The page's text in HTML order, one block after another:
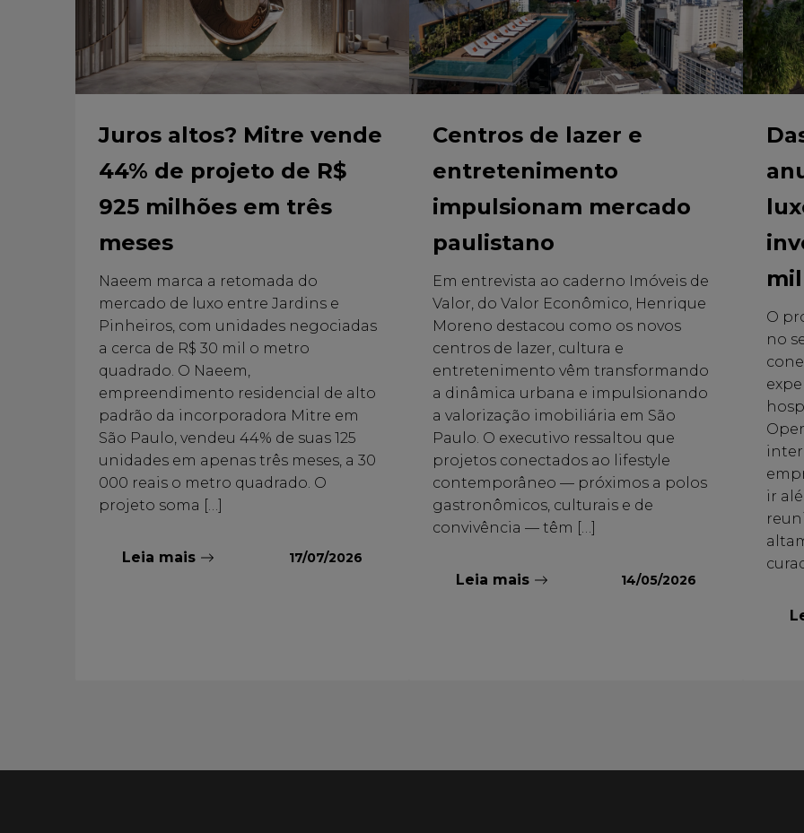
Juros altos? Mitre vende
44% de projeto de R$
925 milhões em três
meses
Naeem marca a retomada do
mercado de luxo entre Jardins e
Pinheiros, com unidades negociadas
a cerca de R$ 30 mil o metro
quadrado. O Naeem,
empreendimento residencial de alto
padrão da incorporadora Mitre em
São Paulo, vendeu 44% de suas 125
unidades em apenas três meses, a 30
000 reais o metro quadrado. O
projeto soma […]
Leia mais 17/07/2026
Centros de lazer e
entretenimento
impulsionam mercado
paulistano
Em entrevista ao caderno Imóveis de
Valor, do Valor Econômico, Henrique
Moreno destacou como os novos
centros de lazer, cultura e
entretenimento vêm transformando
a dinâmica urbana e impulsionando
a valorização imobiliária em São
Paulo. O executivo ressaltou que
projetos conectados ao lifestyle
contemporâneo — próximos a polos
gastronômicos, culturais e de
convivência — têm […]
Leia mais 14/05/2026
O
no
ir